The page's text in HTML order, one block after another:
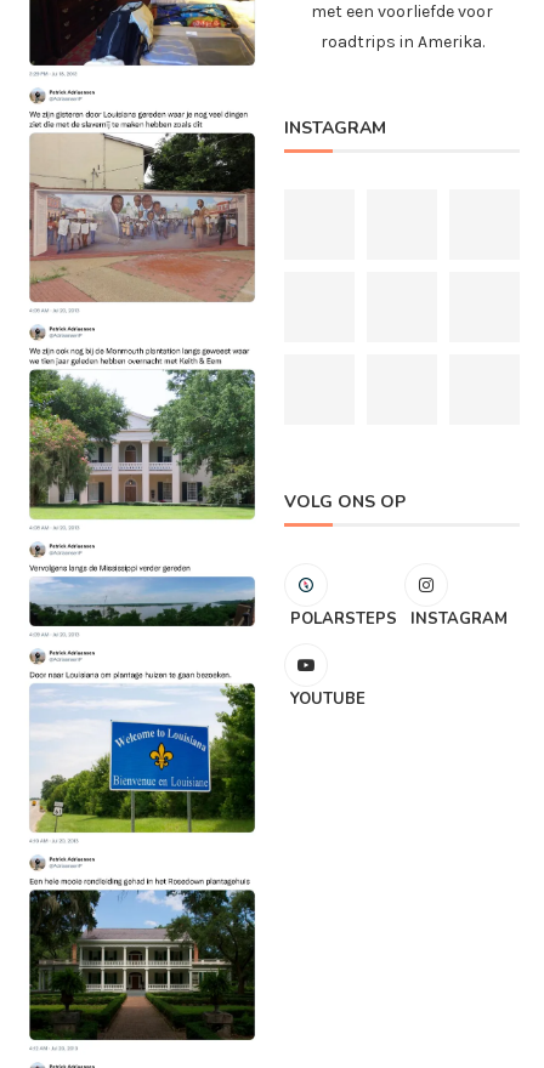
met een voorliefde voor
roadtrips in Amerika.
INSTAGRAM
VOLG ONS OP
POLARSTEPS INSTAGRAM
YOUTUBE